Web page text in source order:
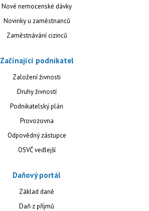
Nové nemocenské dávky
Novinky u zaměstnanců
Zaměstnávání cizinců
Začínající podnikatel
Založení živnosti
Druhy živností
Podnikatelský plán
Provozovna
Odpovědný zástupce
OSVČ vedlejší
Daňový portál
Základ daně
Daň z příjmů